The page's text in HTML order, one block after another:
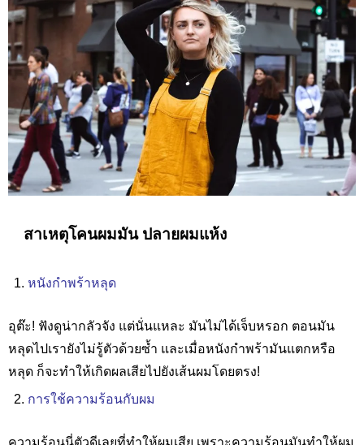
สาเหตุโคนผมมัน ปลายผมแห้ง
หนังกำพร้าหลุด
อุต๊ะ! ฟังดูน่ากลัวจัง แต่นั่นแหละ มันไม่ได้เจ็บหรอก ตอนมัน
หลุดไปเรายังไม่รู้ตัวด้วยซ้ำ และเมื่อหนังกำพร้ามันแตกหรือ
หลุด ก็จะทำให้เกิดผลเสียไปยังเส้นผมโดยตรง!
การใช้ความร้อนกับผม